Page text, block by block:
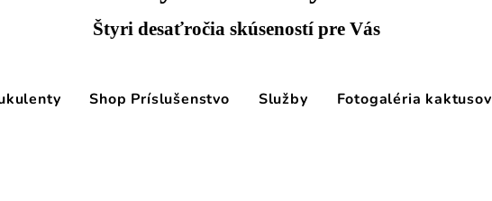
Štyri desaťročia skúseností pre Vás
Shop Príslušenstvo Služby Fotogaléria kaktusov